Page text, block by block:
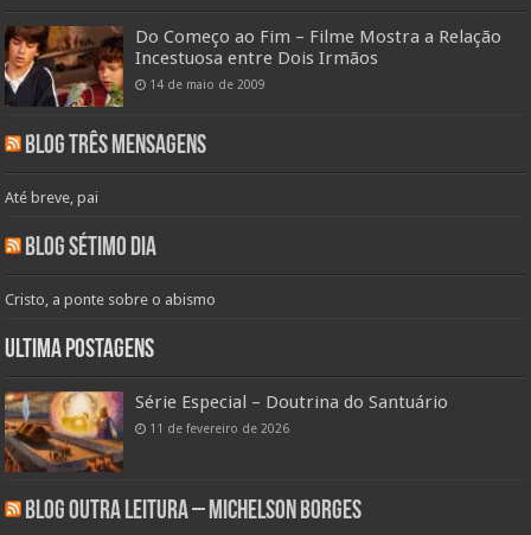
Do Começo ao Fim – Filme Mostra a Relação
Incestuosa entre Dois Irmãos
14 de maio de 2009
Blog Três Mensagens
Até breve, pai
Blog Sétimo Dia
Cristo, a ponte sobre o abismo
Ultima Postagens
Série Especial – Doutrina do Santuário
11 de fevereiro de 2026
Blog Outra Leitura – Michelson Borges